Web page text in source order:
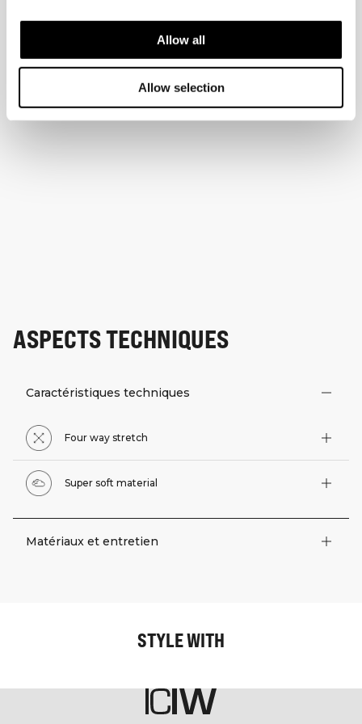
Allow all
Allow selection
ASPECTS TECHNIQUES
Caractéristiques techniques
Four way stretch
Super soft material
Matériaux et entretien
STYLE WITH